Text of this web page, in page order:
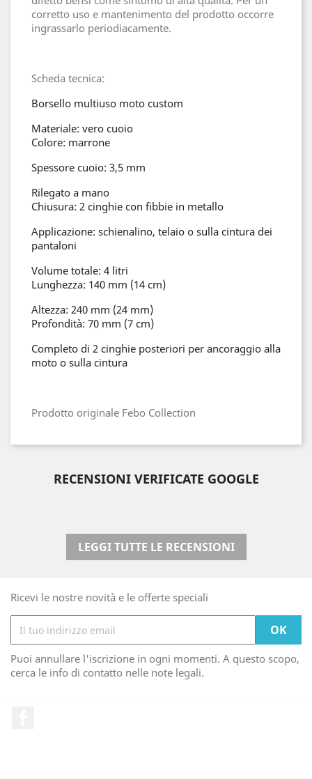
corretto uso e mantenimento del prodotto occorre
ingrassarlo periodiacamente.
Scheda tecnica:
Borsello multiuso moto custom
Materiale: vero cuoio
Colore: marrone
Spessore cuoio: 3,5 mm
Rilegato a mano
Chiusura: 2 cinghie con fibbie in metallo
Applicazione: schienalino, telaio o sulla cintura dei
pantaloni
Volume totale: 4 litri
Lunghezza: 140 mm (14 cm)
Altezza: 240 mm (24 mm)
Profondità: 70 mm (7 cm)
Completo di 2 cinghie posteriori per ancoraggio alla
moto o sulla cintura
Prodotto originale Febo Collection
RECENSIONI VERIFICATE GOOGLE
LEGGI TUTTE LE RECENSIONI
Ricevi le nostre novità e le offerte speciali
Puoi annullare l'iscrizione in ogni momenti. A questo scopo,
cerca le info di contatto nelle note legali.